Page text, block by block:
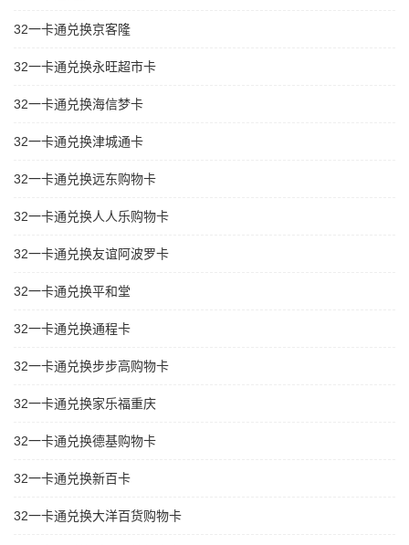
32一卡通兑换京客隆
32一卡通兑换永旺超市卡
32一卡通兑换海信梦卡
32一卡通兑换津城通卡
32一卡通兑换远东购物卡
32一卡通兑换人人乐购物卡
32一卡通兑换友谊阿波罗卡
32一卡通兑换平和堂
32一卡通兑换通程卡
32一卡通兑换步步高购物卡
32一卡通兑换家乐福重庆
32一卡通兑换德基购物卡
32一卡通兑换新百卡
32一卡通兑换大洋百货购物卡